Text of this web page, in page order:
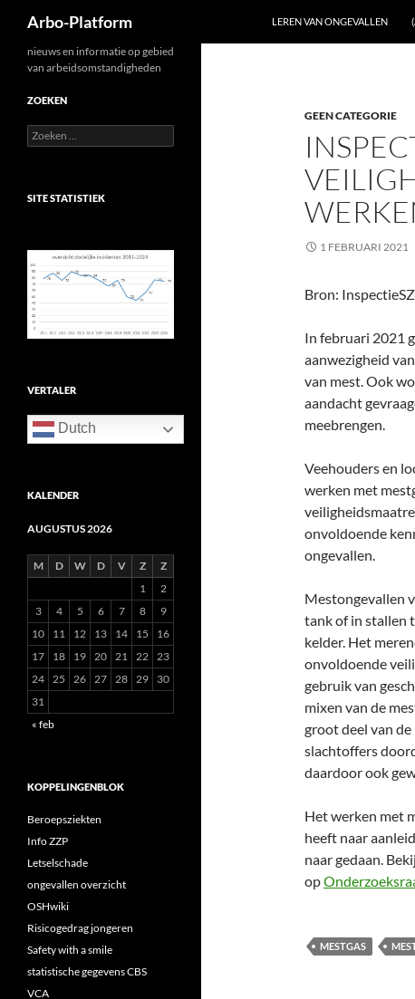
Arbo-Platform LEREN VAN ONGEVALLEN
GEEN CATEGORIE
1 FEBRUARI 2021
Bron:
In februari 2021
aanwezigheid
van mest. Ook
aandacht
meebrengen.
Veehouders en
werken met
onvoldoende
ongevallen.
Mestongevallen
tank of in stallen
kelder. Het
onvoldoende
gebruik van
mixen van de
groot deel van
slachtoffers
daardoor ook
Het werken met
heeft naar
naar gedaan.
op
MESTGAS
nieuws en informatie op gebied
van arbeidsomstandigheden
ZOEKEN
Zoeken
naar:
SITE STATISTIEK
VERTALER
Dutch
KALENDER
AUGUSTUS 2026
M D W D V Z
Z
1
2
3
4 5 6 7 8
9
10
11 12 13 14 15
16
17
18 19 20 21 22
23
24
25 26 27 28 29
30
31
« feb
KOPPELINGENBLOK
Beroepsziekten
Info ZZP
Letselschade
ongevallen overzicht
OSHwiki
Risicogedrag jongeren
Safety with a smile
statistische gegevens CBS
VCA